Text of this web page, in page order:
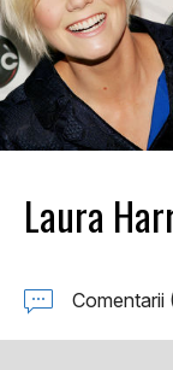
Laura
Comentarii